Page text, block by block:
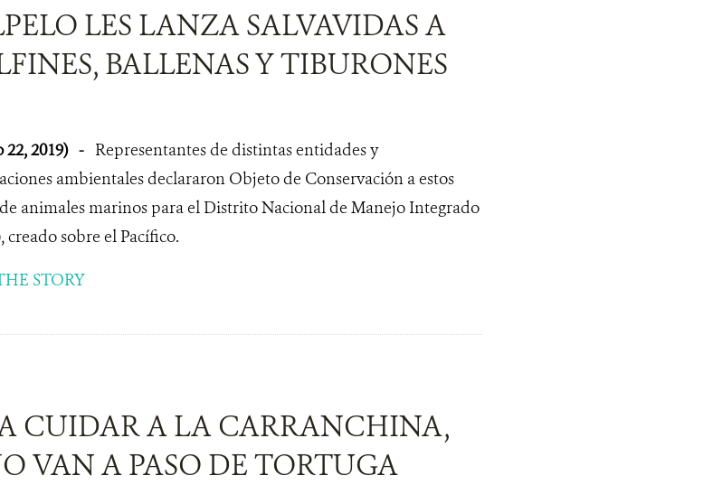
LES LANZA SALVAVIDAS A
BALLENAS Y TIBURONES
2019) - Representantes de distintas entidades y
ambientales declararon Objeto de Conservación a estos
animales marinos para el Distrito Nacional de Manejo Integrado
creado sobre el Pacífico.
STORY
CUIDAR A LA CARRANCHINA,
VAN A PASO DE TORTUGA